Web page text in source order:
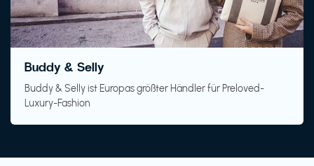
Buddy & Selly
Buddy & Selly ist Europas größter Händler für Preloved-
Luxury-Fashion